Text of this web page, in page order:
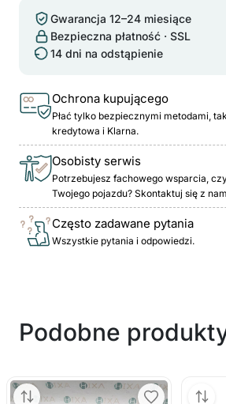
Gwarancja 12–24 miesiące
Bezpieczna płatność · SSL
14 dni na odstąpienie
Ochrona kupującego
Płać tylko bezpiecznymi metodami,
kredytowa i Klarna.
Osobisty serwis
Potrzebujesz fachowego wsparcia,
Twojego pojazdu? Skontaktuj się z
Często zadawane pytania
Wszystkie pytania i odpowiedzi.
Podobne